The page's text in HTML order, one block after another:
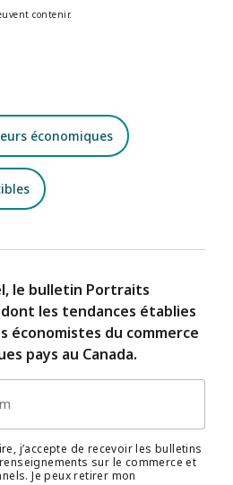
contenir.
économiques
le bulletin Portraits
dont les tendances établies
économistes du commerce
pays au Canada.
j’accepte de recevoir les bulletins
sur le commerce et
Je peux retirer mon